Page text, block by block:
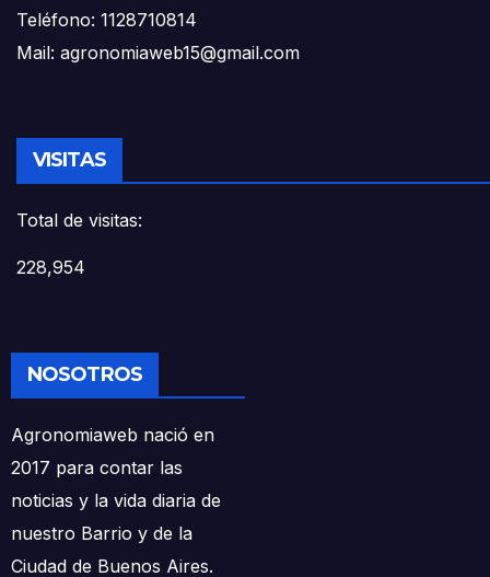
Teléfono: 1128710814
Mail: agronomiaweb15@gmail.com
VISITAS
Total de visitas:
228,954
NOSOTROS
Agronomiaweb nació en
2017 para contar las
noticias y la vida diaria de
nuestro Barrio y de la
Ciudad de Buenos Aires.